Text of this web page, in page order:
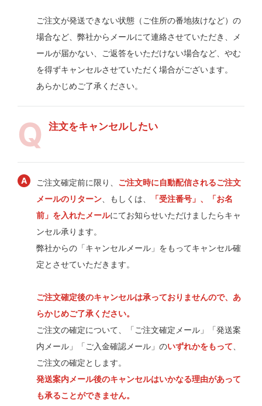
ご注文が発送できない状態（ご住所の番地抜けなど）の
場合など、弊社からメールにて連絡させていただき、メ
ールが届かない、ご返答をいただけない場合など、やむ
を得ずキャンセルさせていただく場合がございます。
あらかじめご了承ください。
注文をキャンセルしたい
ご注文確定前に限り、 ご注文時に自動配信されるご注文
メールのリターン 、もしくは、
「受注番号」、「お名
前」を入れたメールにてお知らせいただけましたらキャ
ンセル承ります。
弊社からの「キャンセルメール」をもってキャンセル確
定とさせていただきます。
ご注文確定後のキャンセルは承っておりませんので、あ
らかじめご了承ください。
ご注文の確定について、「ご注文確定メール」「発送案
内メール」「ご入金確認メール」のいずれかをもって
ご注文の確定とします。
発送案内メール後のキャンセルはいかなる理由があって
も承ることができません。